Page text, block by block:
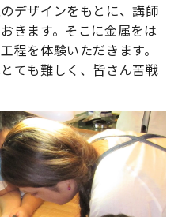
デザインをもとに、講師
きます。そこに金属をは
程を体験いただきます。
ても難しく、皆さん苦戦